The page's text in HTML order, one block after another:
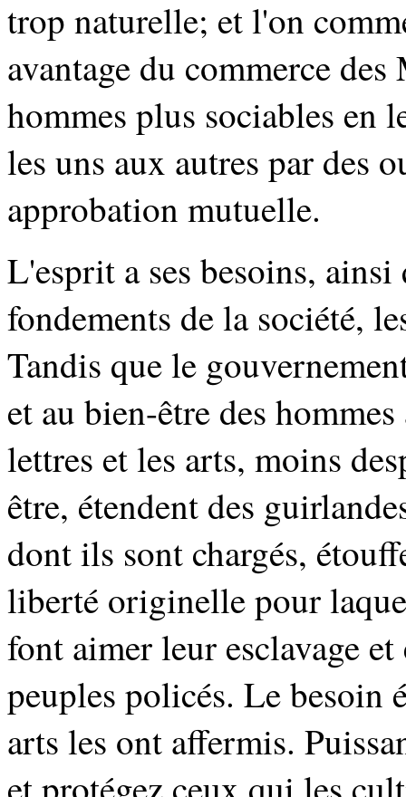
trop naturelle; et l'on
avantage du commerce
hommes plus sociables en
les uns aux autres par des
approbation mutuelle.
L'esprit a ses besoins,
fondements de la société,
Tandis que le
et au bien-être des
lettres et les arts, moins
être, étendent des
dont ils sont chargés,
liberté originelle pour
font aimer leur esclavage
peuples policés. Le besoin
arts les ont affermis.